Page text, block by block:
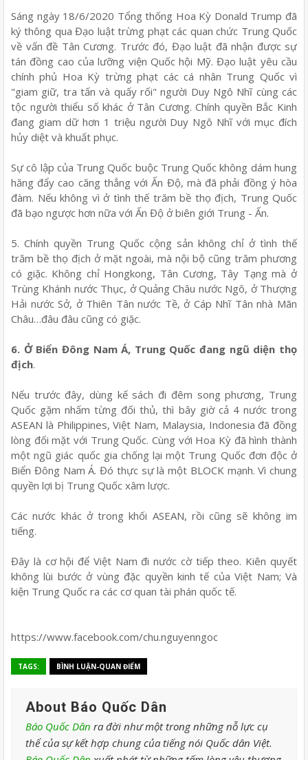
Sáng ngày 18/6/2020 Tổng thống Hoa Kỳ Donald Trump đã
ký thông qua Đạo luật trừng phạt các quan chức Trung Quốc
về vấn đề Tân Cương. Trước đó, Đạo luật đã nhận được sự
tán đồng cao của lưỡng viện Quốc hội Mỹ. Đạo luật yêu cầu
chính phủ Hoa Kỳ trừng phạt các cá nhân Trung Quốc vì
"giam giữ, tra tấn và quấy rối" người Duy Ngô Nhĩ cùng các
tộc người thiểu số khác ở Tân Cương. Chính quyền Bắc Kinh
đang giam dữ hơn 1 triệu người Duy Ngô Nhĩ với mục đích
hủy diệt và khuất phục.
Sự cô lập của Trung Quốc buộc Trung Quốc không dám hung
hăng đẩy cao căng thẳng với Ấn Độ, mà đã phải đồng ý hòa
đàm. Nếu không vì ở tình thế trăm bề thọ địch, Trung Quốc
đã bạo ngược hơn nữa với Ấn Độ ở biên giới Trung - Ấn.
5. Chính quyền Trung Quốc cộng sản không chỉ ở tình thế
trăm bề thọ địch ở mặt ngoài, mà nội bộ cũng trăm phương
có giặc. Không chỉ Hongkong, Tân Cương, Tây Tạng mà ở
Trùng Khánh nước Thục, ở Quảng Châu nước Ngô, ở Thượng
Hải nước Sở, ở Thiên Tân nước Tề, ở Cáp Nhĩ Tân nhà Mãn
Châu…đâu đâu cũng có giặc.
6. Ở Biển Đông Nam Á, Trung Quốc đang ngũ diện thọ
địch.
Nếu trước đây, dùng kế sách đi đêm song phương, Trung
Quốc gặm nhấm từng đối thủ, thì bây giờ cả 4 nước trong
ASEAN là Philippines, Việt Nam, Malaysia, Indonesia đã đồng
lòng đối mặt với Trung Quốc. Cùng với Hoa Kỳ đã hình thành
một ngũ giác quốc gia chống lại một Trung Quốc đơn độc ở
Biển Đông Nam Á. Đó thực sự là một BLOCK mạnh. Vì chung
quyền lợi bị Trung Quốc xâm lược.
Các nước khác ở trong khối ASEAN, rồi cũng sẽ không im
tiếng.
Đây là cơ hội để Việt Nam đi nước cờ tiếp theo. Kiên quyết
không lùi bước ở vùng đặc quyền kinh tế của Việt Nam; Và
kiện Trung Quốc ra các cơ quan tài phán quốc tế.
https://www.facebook.com/chu.nguyenngoc
TAGS: BÌNH LUẬN-QUAN ĐIỂM
About Báo Quốc Dân
Báo Quốc Dân ra đời như một trong những nỗ lực cụ
thể của sự kết hợp chung của tiếng nói Quốc dân Việt.